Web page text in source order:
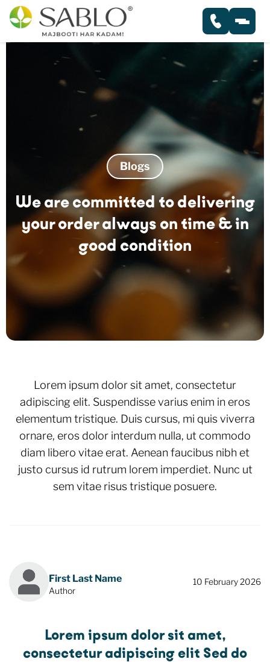
ABOUT
PRODUCTS
PLYWOOD
BLOCK BOARD
FLUSH DOOR
GALLERY
SERVICES
BLOGS
CONTACT US
Blogs
We are committed to delivering
your order always on time & in
good condition
Lorem ipsum dolor sit amet, consectetur
adipiscing elit. Suspendisse varius enim in eros
elementum tristique. Duis cursus, mi quis viverra
ornare, eros dolor interdum nulla, ut commodo
diam libero vitae erat. Aenean faucibus nibh et
justo cursus id rutrum lorem imperdiet. Nunc ut
sem vitae risus tristique posuere.
First Last Name
Author
10 February 2026
Lorem ipsum dolor sit amet,
consectetur adipiscing elit Sed do